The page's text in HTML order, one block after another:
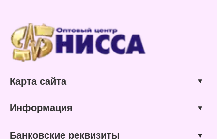
Количество
скрепляемых листов: до
15 листов
Упаковка: в картонной
коробке
Карта сайта
Информация
Банковские реквизиты